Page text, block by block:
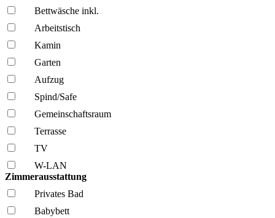
Bettwäsche inkl.
Arbeitstisch
Kamin
Garten
Aufzug
Spind/Safe
Gemeinschafts­raum
Terrasse
TV
W-LAN
Zimmerausstattung
Privates Bad
Babybett